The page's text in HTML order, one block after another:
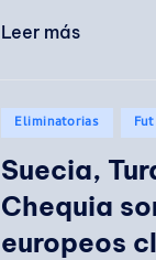
Leer más
Publicado
Eliminatorias
Suecia,
Chequia
europeos